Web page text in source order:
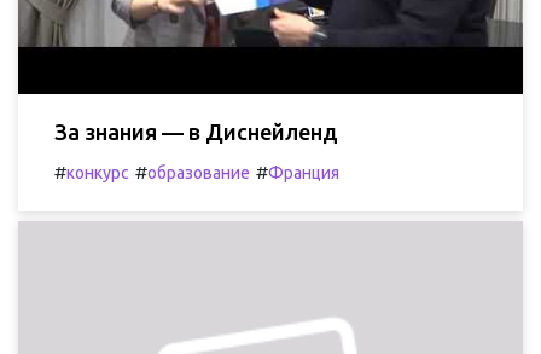
За знания — в Диснейленд
#конкурс #образование #Франция